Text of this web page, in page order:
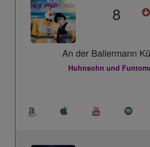
8
An der Ballermann
Huhnsohn und